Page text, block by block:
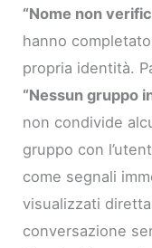
“Nome non
hanno
propria identità.
“Nessun gruppo
non condivide
gruppo con
come segnali
visualizzati
conversazione